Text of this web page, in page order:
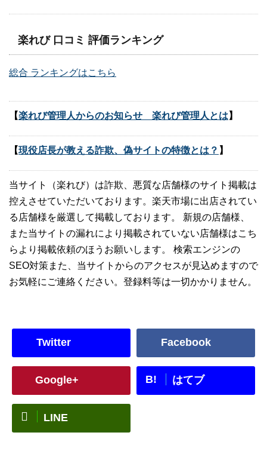
楽れび 口コミ 評価ランキング
総合 ランキングはこちら
【楽れび管理人からのお知らせ 楽れび管理人とは 】
【現役店長が教える詐欺、偽サイトの特徴とは？ 】
当サイト（楽れび）は詐欺、悪質な店舗様のサイト掲載は
控えさせていただいております。楽天市場に出店されてい
る店舗様を厳選して掲載しております。 新規の店舗様、
また当サイトの漏れにより掲載されていない店舗様はこち
らより掲載依頼のほうお願いします。 検索エンジンの
SEO対策また、当サイトからのアクセスが見込めますので
お気軽にご連絡ください。登録料等は一切かかりません。
Twitter Facebook
Google+ B! はてブ
LINE